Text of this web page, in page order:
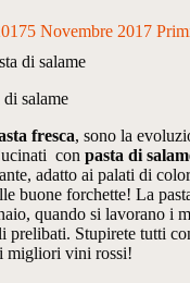
5 Novembre 2017
di salame
fresca, sono la
con pasta di
adatto ai palati di
buone forchette! La
quando si lavorano i
prelibati. Stupirete tutti
migliori vini rossi!